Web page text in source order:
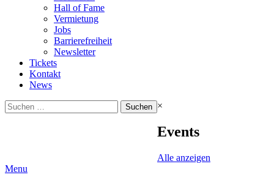
Hall of Fame
Vermietung
Jobs
Barrierefreiheit
Newsletter
Tickets
Kontakt
News
Suchen
nach:
×
Events
Alle anzeigen
Menu